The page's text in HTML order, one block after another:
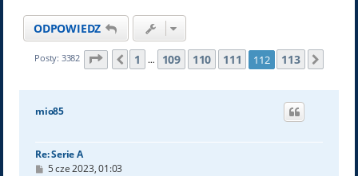
ODPOWIEDZ
Posty: 3382 Strona 112 z113
Poprzednia
1 … 109 110 111 112 113
mio85
Re: Serie A
P5 cze 2023, 01:03